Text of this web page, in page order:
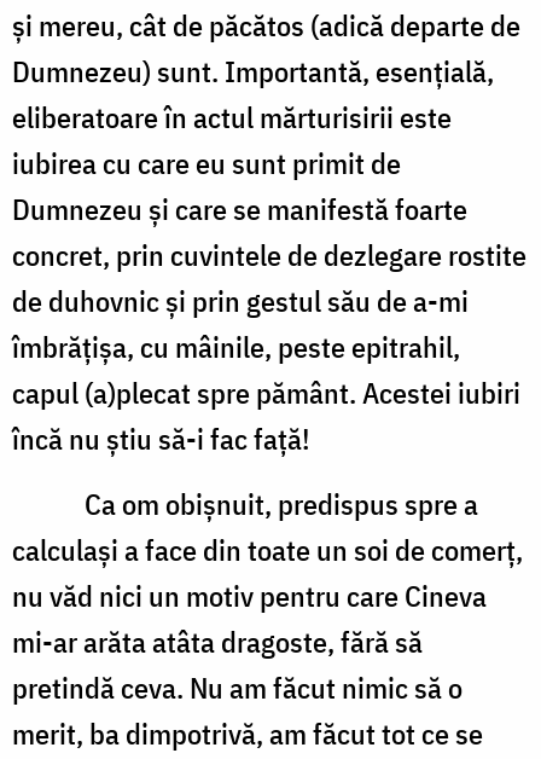
şi mereu, cât de păcătos (adică departe de
Dumnezeu) sunt. Importantă, esenţială,
eliberatoare în actul mărturisirii este
iubirea cu care eu sunt primit de
Dumnezeu şi care se manifestă foarte
concret, prin cuvintele de dezlegare rostite
de duhovnic şi prin gestul său de a-mi
îmbrăţişa, cu mâinile, peste epitrahil,
capul (a)plecat spre pământ. Acestei iubiri
încă nu ştiu să-i fac faţă!
Ca om obişnuit, predispus spre a
calculaşi a face din toate un soi de comerţ,
nu văd nici un motiv pentru care Cineva
mi-ar arăta atâta dragoste, fără să
pretindă ceva. Nu am făcut nimic să o
merit, ba dimpotrivă, am făcut tot ce se